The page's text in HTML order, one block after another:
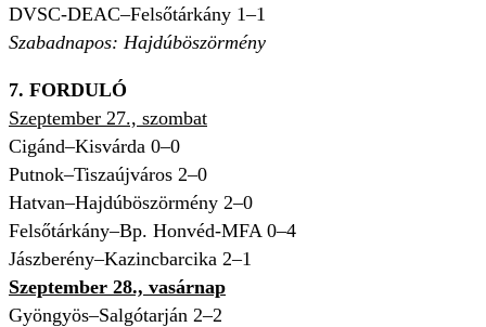
DVSC-DEAC–Felsőtárkány 1–1
Szabadnapos: Hajdúböszörmény
7. FORDULÓ
Szeptember 27., szombat
Cigánd–Kisvárda 0–0
Putnok–Tiszaújváros 2–0
Hatvan–Hajdúböszörmény 2–0
Felsőtárkány–Bp. Honvéd-MFA 0–4
Jászberény–Kazincbarcika 2–1
Szeptember 28., vasárnap
Gyöngyös–Salgótarján 2–2